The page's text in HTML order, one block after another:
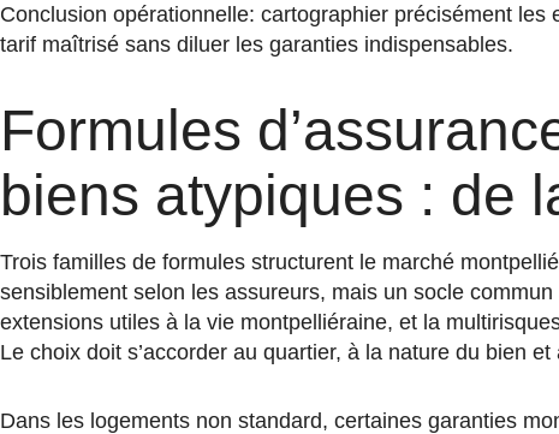
Conclusion opérationnelle: cartographier précisément
tarif maîtrisé sans diluer les garanties indispensables.
Formules
biens atypiques : de
Trois familles de formules structurent le marché
sensiblement selon les assureurs, mais un socle
extensions utiles à la vie montpelliéraine, et la
Le choix doit s’accorder au quartier, à la nature du bien
Dans les logements non standard, certaines garanties